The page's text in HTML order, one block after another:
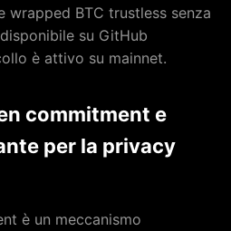
wrapped BTC trustless senza
su GitHub
è attivo su mainnet.
commitment e
per la privacy
è un meccanismo